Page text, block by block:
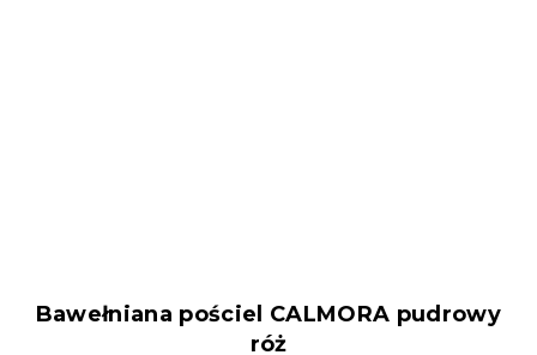
Bawełniana pościel CALMORA pudrowy
róż